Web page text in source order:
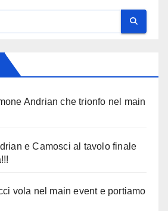
Andrian che trionfo nel main
e Camosci al tavolo finale
vola nel main event e portiamo